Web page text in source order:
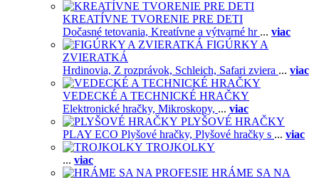
KREATÍVNE TVORENIE PRE DETI
Dočasné tetovania, Kreatívne a výtvarné hr ... viac
FIGÚRKY A
ZVIERATKÁ
Hrdinovia, Z rozprávok, Schleich, Safari zviera ... viac
VEDECKÉ A TECHNICKÉ HRAČKY
Elektronické hračky, Mikroskopy, ... viac
PLYŠOVÉ HRAČKY
PLAY ECO Plyšové hračky, Plyšové hračky s ... viac
TROJKOLKY
... viac
HRÁME SA NA